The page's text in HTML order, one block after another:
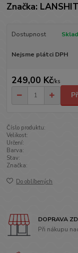
Značka:
Dostupnost
Nejsme plátci DPH
249,00 Kč/ks
Číslo produktu:
Velikost:
Určení:
Barva:
Stav:
Značka:
Do oblíbených
DOPRAVA
Při nákupu